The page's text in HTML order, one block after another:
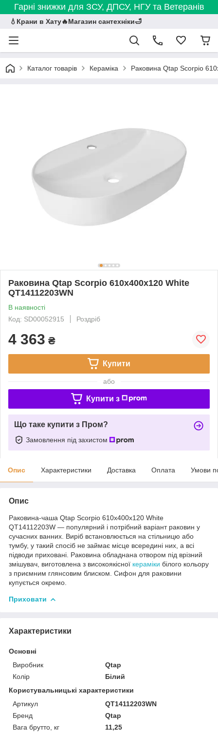
Гарні знижки для ЗСУ, ДПСУ, НГУ та Ветеранів
💧Крани в Хату🔥Магазин сантехніки🛁
Каталог товарів Кераміка Раковина Qtap Scorpio
Раковина Qtap Scorpio 610x400x120 White
QT14112203WN
В наявності
Код: SD00052915
Роздріб
4 363 ₴
Купити
або
Купити з
Що таке купити з Пром?
Замовлення під захистом
Опис Характеристики Доставка Оплата Умови
Опис
Раковина-чаша Qtap Scorpio 610x400x120 White
QT14112203W — популярний і потрібний варіант раковин у
сучасних ванних. Виріб встановлюється на стільницю або
тумбу, у такий спосіб не займає місце всередині них, а всі
підводи приховані. Раковина обладнана отвором під врізний
змішувач, виготовлена з високоякісної кераміки білого кольору
з приємним глянсовим блиском. Сифон для раковини
купується окремо.
Приховати
Характеристики
Основні
Виробник
Qtap
Колір
Білий
Користувальницькі характеристики
Артикул
QT14112203WN
Бренд
Qtap
Вага брутто, кг
11,25